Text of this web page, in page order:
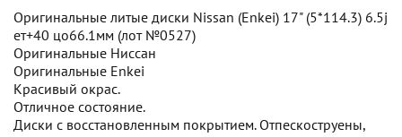
Оригинальные литые диски Nissan (Enkei) 17" (5*114.3) 6.5j
ет+40 цо66.1мм (лот №0527)
Оригинальные Ниссан
Оригинальные Enkei
Красивый окрас.
Отличное состояние.
Диски с восстановленным покрытием. Отпескоструены,